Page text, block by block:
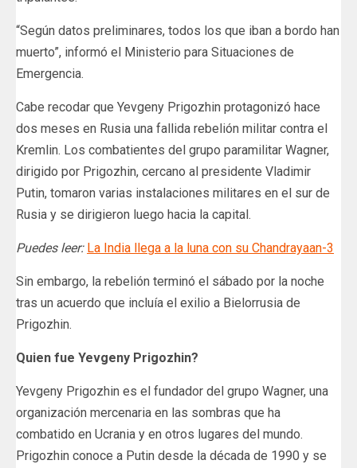
“Según datos preliminares, todos los que iban a bordo han
muerto”, informó el Ministerio para Situaciones de
Emergencia.
Cabe recodar que Yevgeny Prigozhin protagonizó hace
dos meses en Rusia una fallida rebelión militar contra el
Kremlin. Los combatientes del grupo paramilitar Wagner,
dirigido por Prigozhin, cercano al presidente Vladimir
Putin, tomaron varias instalaciones militares en el sur de
Rusia y se dirigieron luego hacia la capital.
Puedes leer: La India llega a la luna con su Chandrayaan-3
Sin embargo, la rebelión terminó el sábado por la noche
tras un acuerdo que incluía el exilio a Bielorrusia de
Prigozhin.
Quien fue Yevgeny Prigozhin?
Yevgeny Prigozhin es el fundador del grupo Wagner, una
organización mercenaria en las sombras que ha
combatido en Ucrania y en otros lugares del mundo.
Prigozhin conoce a Putin desde la década de 1990 y se